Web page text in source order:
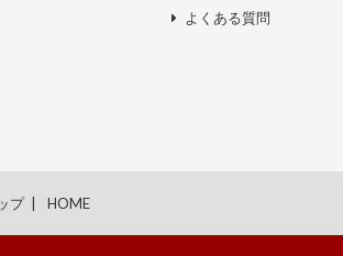
よくある質問
プ HOME